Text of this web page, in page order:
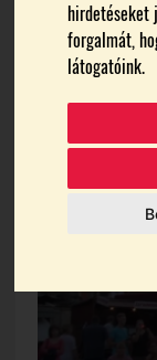
hirdetéseket
forgalmát,
látogatóink.
2019
Témák: